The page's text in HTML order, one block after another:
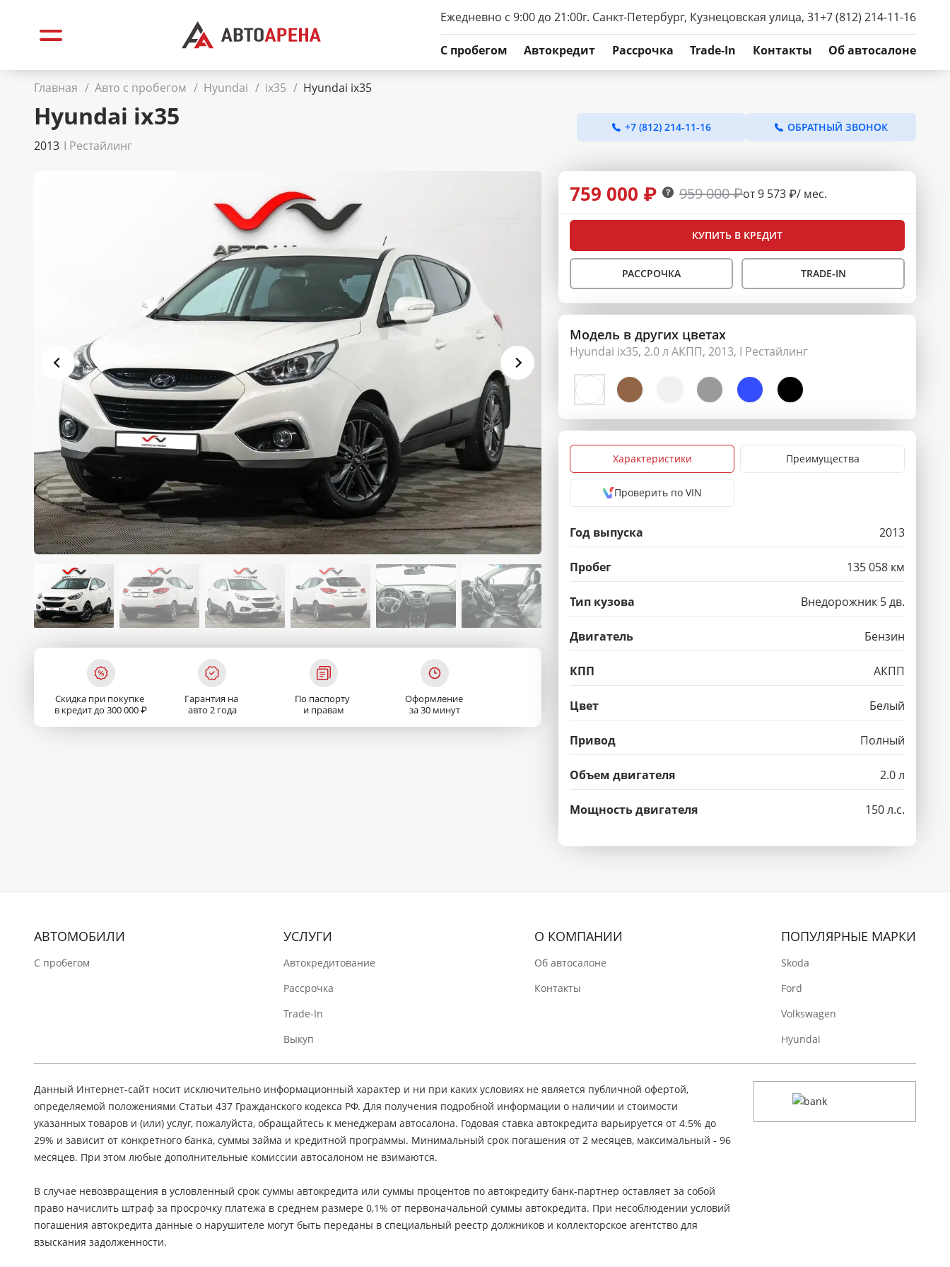
Ежедневно с 9:00 до 21:00г. Санкт-Петербург, Кузнецовская улица, 31+7 (812) 214-11-16
C пробегом Автокредит Рассрочка Trade-In Контакты Об автосалоне
Главная / Авто с пробегом / Hyundai / ix35 / Hyundai ix35
Hyundai ix35
2013 I Рестайлинг
+7 (812) 214-11-16 ОБРАТНЫЙ ЗВОНОК
Скидка при покупке
в кредит до 300 000 ₽
Гарантия на
авто 2 года
По паспорту
и правам
Оформление
за 30 минут
759 000 ₽ 959 000 ₽от 9 573 ₽/ мес.
КУПИТЬ В КРЕДИТ
РАССРОЧКА TRADE-IN
Модель в других цветах
Hyundai ix35, 2.0 л АКПП, 2013, I Рестайлинг
Характеристики Преимущества
Проверить по VIN
Год выпуска 2013
Пробег 135 058 км
Тип кузова Внедорожник 5 дв.
Двигатель Бензин
КПП АКПП
Цвет Белый
Привод Полный
Объем двигателя 2.0 л
Мощность двигателя 150 л.с.
АВТОМОБИЛИ
C пробегом
УСЛУГИ
Автокредитование
Рассрочка
Trade-In
Выкуп
О КОМПАНИИ
Об автосалоне
Контакты
ПОПУЛЯРНЫЕ МАРКИ
Skoda
Ford
Volkswagen
Hyundai
Данный Интернет-сайт носит исключительно информационный характер и ни при каких условиях не является публичной офертой,
определяемой положениями Статьи 437 Гражданского кодекса РФ. Для получения подробной информации о наличии и стоимости
указанных товаров и (или) услуг, пожалуйста, обращайтесь к менеджерам автосалона. Годовая ставка автокредита варьируется от 4.5% до
29% и зависит от конкретного банка, суммы займа и кредитной программы. Минимальный срок погашения от 2 месяцев, максимальный - 96
месяцев. При этом любые дополнительные комиссии автосалоном не взимаются.
В случае невозвращения в условленный срок суммы автокредита или суммы процентов по автокредиту банк-партнер оставляет за собой
право начислить штраф за просрочку платежа в среднем размере 0,1% от первоначальной суммы автокредита. При несоблюдении условий
погашения автокредита данные о нарушителе могут быть переданы в специальный реестр должников и коллекторское агентство для
взыскания задолженности.